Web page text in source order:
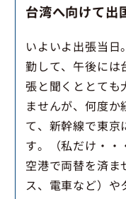
台湾へ向けて出
いよいよ出張当
勤して、午後には
張と聞くととても
ませんが、何度
て、新幹線で東京
す。（私だけ・・
空港で両替を済ま
ス、電車など）や